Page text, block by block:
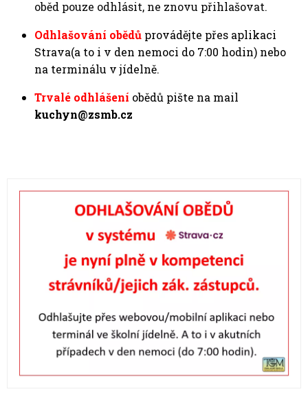
oběd pouze odhlásit, ne znovu přihlašovat.
Odhlašování obědů provádějte přes aplikaci
Strava(a to i v den nemoci do 7:00 hodin) nebo
na terminálu v jídelně.
Trvalé odhlášení obědů pište na mail
kuchyn@zsmb.cz